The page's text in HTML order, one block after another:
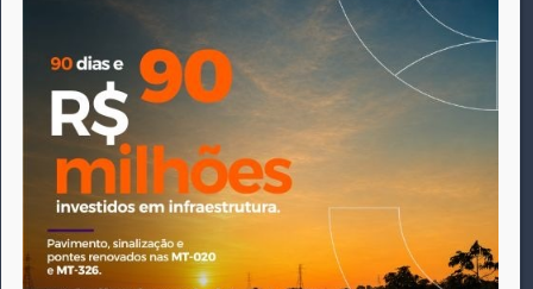
que chegou a possuir mil assinantes. Durante 15 anos, foram
publicadas 691 edições que narraram os acontecimentos
políticos, policiais e cotidianos de Canarana e região. Fiel a sua
origem, pautado sempre pela busca incessante da
imparcialidade, faz jus a sua logo, com o característico "avião
da praça" de Canarana, sendo o símbolo do
comprometimento deste veículo de comunicação com o
relato dos fatos neste município. Em 06 de dezembro de 2019
circulou a última edição impressa do jornal, que desde então
tem veiculação exclusivamente online.